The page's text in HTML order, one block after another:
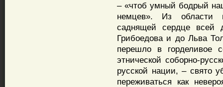
– «чтоб умный бодрый
немцев». Из области
саднящей сердце всей
Грибоедова и до Льва
перешло в горделивое
этнической соборно-
русской нации, – свято
переживаться как